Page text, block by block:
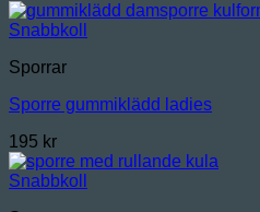
Snabbkoll
Sporrar
Sporre gummiklädd ladies
195 kr
Snabbkoll